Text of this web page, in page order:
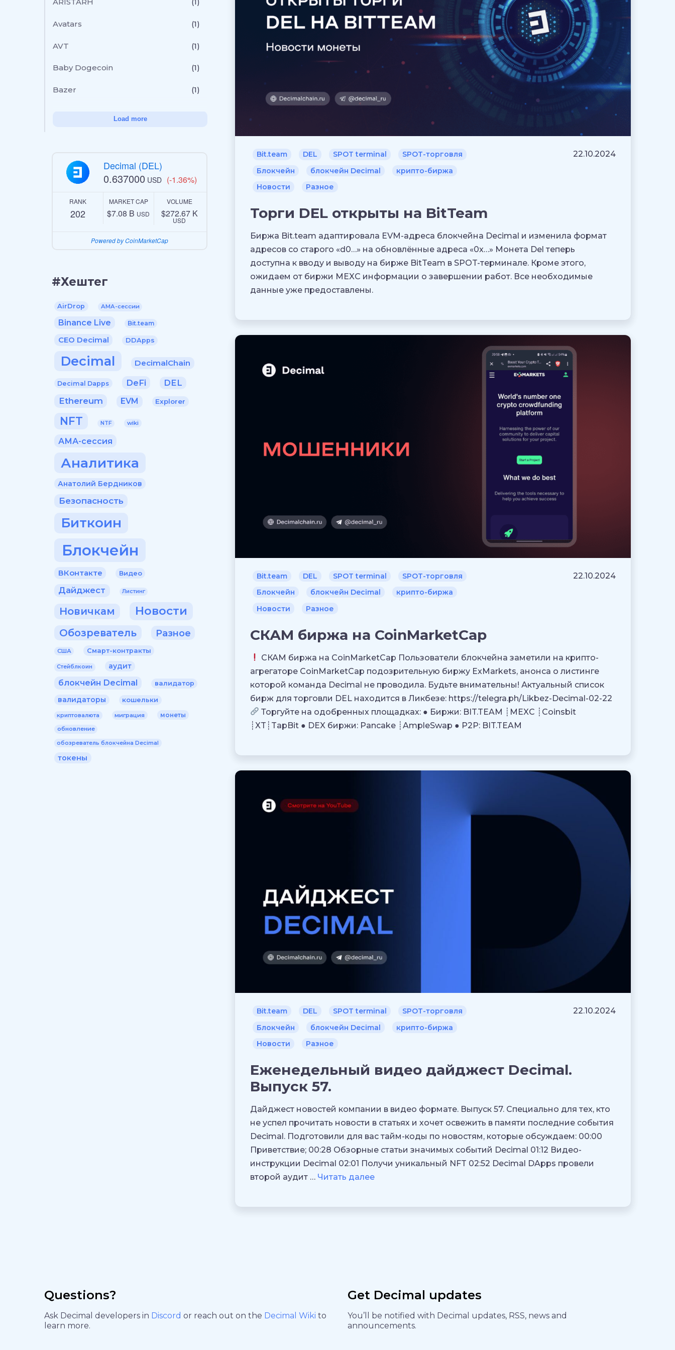
Avatars (1)
AVT (1)
Baby Dogecoin (1)
Bazer (1)
Load more
Decimal (DEL)
0.637000 USD (-1.36%)
RANK
202
MARKET CAP
$7.08 B USD
VOLUME
$272.67 K
USD
Powered by CoinMarketCap
#Хештег
AirDrop AMA-сессии
Binance Live Bit.team
CEO Decimal DDApps
Decimal DecimalChain
Decimal Dapps DeFi DEL
Ethereum EVM Explorer
NFT NTF wiki
АМА-сессия
Аналитика
Анатолий Бердников
Безопасность
Биткоин
Блокчейн
ВКонтакте Видео
Дайджест Листинг
Новичкам Новости
Обозреватель Разное
США Смарт-контракты
Стейблкоин аудит
блокчейн Decimal валидатор
валидаторы кошельки
криптовалюта миграция монеты
обновление
обозреватель блокчейна Decimal
токены
Bit.team DEL SPOT terminal
SPOT-торговля
Блокчейн
блокчейн Decimal
крипто-биржа
Новости
Разное
22.10.2024
Торги DEL открыты на BitTeam
Биржа Bit.team адаптировала EVM-адреса блокчейна Decimal и изменила формат
адресов со старого «d0…» на обновлённые адреса «0x…» Монета Del теперь
доступна к вводу и выводу на бирже BitTeam в SPOT-терминале. Кроме этого,
ожидаем от биржи MEXC информации о завершении работ. Все необходимые
данные уже предоставлены.
Bit.team DEL SPOT terminal
SPOT-торговля
Блокчейн
блокчейн Decimal
крипто-биржа
Новости
Разное
22.10.2024
СКАМ биржа на CoinMarketCap
СКАМ биржа на CoinMarketCap Пользователи блокчейна заметили на крипто-
агрегаторе CoinMarketCap подозрительную биржу ExMarkets, анонса о листинге
которой команда Decimal не проводила. Будьте внимательны! Актуальный список
бирж для торговли DEL находится в Ликбезе: https://telegra.ph/Likbez-Decimal-02-22
Торгуйте на одобренных площадках: ● Биржи: BIT.TEAM ┊MEXC ┊Coinsbit
┊XT┊TapBit ● DEX биржи: Pancake ┊AmpleSwap ● P2P: BIT.TEAM
Bit.team DEL SPOT terminal
SPOT-торговля
Блокчейн
блокчейн Decimal
крипто-биржа
Новости
Разное
22.10.2024
Еженедельный видео дайджест Decimal.
Выпуск 57.
Дайджест новостей компании в видео формате. Выпуск 57. Специально для тех, кто
не успел прочитать новости в статьях и хочет освежить в памяти последние события
Decimal. Подготовили для вас тайм-коды по новостям, которые обсуждаем: 00:00
Приветствие; 00:28 Обзорные статьи значимых событий Decimal 01:12 Видео-
инструкции Decimal 02:01 Получи уникальный NFT 02:52 Decimal DApps провели
второй аудит … Читать далее
Questions?
Ask Decimal developers in Discord or reach out on the Decimal Wiki to
learn more.
Get Decimal updates
You’ll be notified with Decimal updates, RSS, news and
announcements.